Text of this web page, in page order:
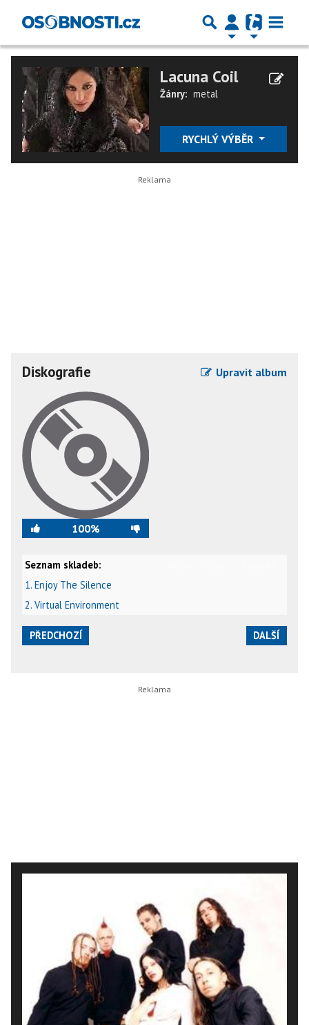
Lacuna Coil
Žánry: metal
RYCHLÝ VÝBĚR
Diskografie Upravit album
100%
Seznam skladeb:
1. Enjoy The Silence
2. Virtual Environment
PŘEDCHOZÍ DALŠÍ